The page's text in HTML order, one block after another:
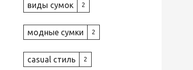
виды сумок 2
модные сумки 2
casual стиль 2